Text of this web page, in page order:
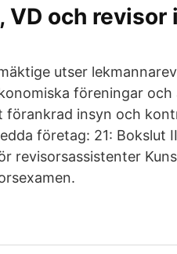
och revisor
utser
föreningar
insyn och
företag: 21: Bokslut
revisorsassistenter